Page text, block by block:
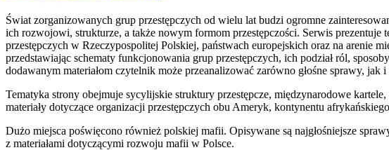
Świat zorganizowanych grup przestępczych od wielu lat budzi ogromne
ich rozwojowi, strukturze, a także nowym formom przestępczości. Serwis
przestępczych w Rzeczypospolitej Polskiej, państwach europejskich oraz na arenie
przedstawiając schematy funkcjonowania grup przestępczych, ich podział ról,
dodawanym materiałom czytelnik może przeanalizować zarówno głośne sprawy, jak
Tematyka strony obejmuje sycylijskie struktury przestępcze, międzynarodowe
materiały dotyczące organizacji przestępczych obu Ameryk, kontynentu
Dużo miejsca poświęcono również polskiej mafii. Opisywane są najgłośniejsze
z materiałami dotyczącymi rozwoju mafii w Polsce.